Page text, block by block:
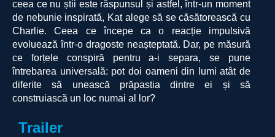
ceea ce nu știi este răspunsul și astfel, într-un moment
de nebunie inspirată, Kat alege să se căsătorească cu
Charlie. Ceea ce începe ca o reacție impulsivă
evoluează într-o dragoste neașteptată. Dar, pe măsură
ce forțele conspiră pentru a-i separa, se pune
întrebarea universală: pot doi oameni din lumi atât de
diferite să unească prăpastia dintre ei și să
construiască un loc numai al lor?
Trailer